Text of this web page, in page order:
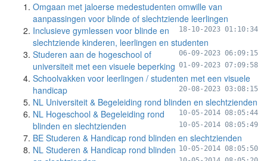
Omgaan met jaloerse medestudenten omwille van
aanpassingen voor blinde of slechtziende leerlingen
18-10-2023 01:10:34
Inclusieve gymlessen voor blinde en
slechtziende kinderen, leerlingen en studenten
06-09-2023 06:09:15
Studeren aan de hogeschool of
universiteit met een visuele beperking 01-09-2023 07:09:58
Schoolvakken voor leerlingen / studenten met een visuele
handicap
20-08-2023 03:08:15
NL Universiteit & Begeleiding rond blinden en slechtzienden
10-05-2014 08:05:44
NL Hogeschool & Begeleiding rond
blinden en slechtzienden
10-05-2014 08:05:49
BE Studeren & Handicap rond blinden en slechtzienden
10-05-2014 08:05:50
NL Studeren & Handicap rond blinden